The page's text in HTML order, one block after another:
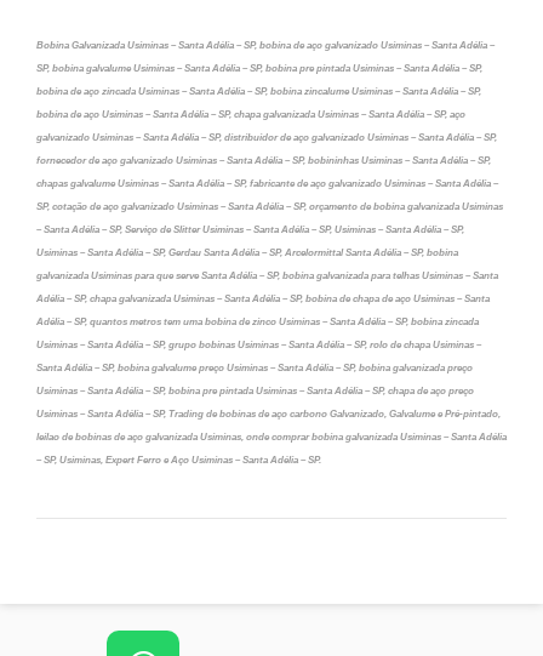
Bobina Galvanizada Usiminas – Santa Adélia – SP, bobina de aço galvanizado Usiminas – Santa Adélia –
SP, bobina galvalume Usiminas – Santa Adélia – SP, bobina pre pintada Usiminas – Santa Adélia – SP,
bobina de aço zincada Usiminas – Santa Adélia – SP, bobina zincalume Usiminas – Santa Adélia – SP,
bobina de aço Usiminas – Santa Adélia – SP, chapa galvanizada Usiminas – Santa Adélia – SP, aço
galvanizado Usiminas – Santa Adélia – SP, distribuidor de aço galvanizado Usiminas – Santa Adélia – SP,
fornecedor de aço galvanizado Usiminas – Santa Adélia – SP, bobininhas Usiminas – Santa Adélia – SP,
chapas galvalume Usiminas – Santa Adélia – SP, fabricante de aço galvanizado Usiminas – Santa Adélia –
SP, cotação de aço galvanizado Usiminas – Santa Adélia – SP, orçamento de bobina galvanizada Usiminas
– Santa Adélia – SP, Serviço de Slitter Usiminas – Santa Adélia – SP, Usiminas – Santa Adélia – SP,
Usiminas – Santa Adélia – SP, Gerdau Santa Adélia – SP, Arcelormittal Santa Adélia – SP, bobina
galvanizada Usiminas para que serve Santa Adélia – SP, bobina galvanizada para telhas Usiminas – Santa
Adélia – SP, chapa galvanizada Usiminas – Santa Adélia – SP, bobina de chapa de aço Usiminas – Santa
Adélia – SP, quantos metros tem uma bobina de zinco Usiminas – Santa Adélia – SP, bobina zincada
Usiminas – Santa Adélia – SP, grupo bobinas Usiminas – Santa Adélia – SP, rolo de chapa Usiminas –
Santa Adélia – SP, bobina galvalume preço Usiminas – Santa Adélia – SP, bobina galvanizada preço
Usiminas – Santa Adélia – SP, bobina pre pintada Usiminas – Santa Adélia – SP, chapa de aço preço
Usiminas – Santa Adélia – SP, Trading de bobinas de aço carbono Galvanizado, Galvalume e Pré-pintado,
leilao de bobinas de aço galvanizada Usiminas, onde comprar bobina galvanizada Usiminas – Santa Adélia
– SP, Usiminas, Expert Ferro e Aço Usiminas – Santa Adélia – SP.